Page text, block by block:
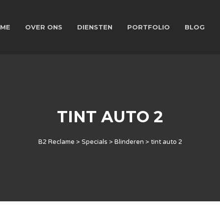
OVER ONS DIENSTEN PORTFOLIO BLOG
TINT AUTO 2
B2 Reclame > Specials > Blinderen > tint auto 2